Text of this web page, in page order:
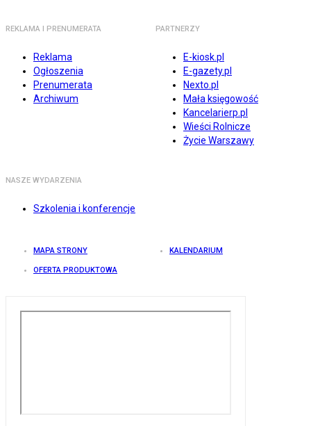
REKLAMA I PRENUMERATA
Reklama
Ogłoszenia
Prenumerata
Archiwum
PARTNERZY
E-kiosk.pl
E-gazety.pl
Nexto.pl
Mała księgowość
Kancelarierp.pl
Wieści Rolnicze
Życie Warszawy
NASZE WYDARZENIA
Szkolenia i konferencje
MAPA STRONY KALENDARIUM
OFERTA PRODUKTOWA